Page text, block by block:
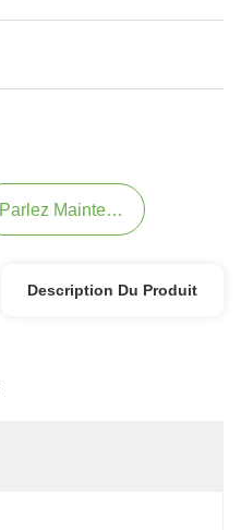
Parlez Maintenant.
Description Du Produit